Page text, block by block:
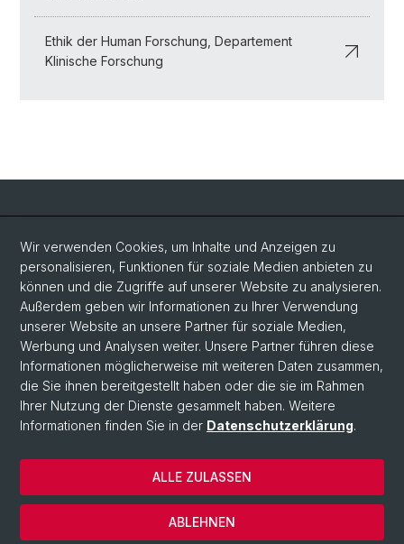
Ethik der Human Forschung, Departement
Klinische Forschung
Social Media
LinkedIn
Bluesky
Vimeo
© Universität Basel
Datenschutzerklärung
Wir verwenden Cookies, um Inhalte und Anzeigen zu
personalisieren, Funktionen für soziale Medien anbieten zu
können und die Zugriffe auf unserer Website zu analysieren.
Außerdem geben wir Informationen zu Ihrer Verwendung
unserer Website an unsere Partner für soziale Medien,
Werbung und Analysen weiter. Unsere Partner führen diese
Informationen möglicherweise mit weiteren Daten zusammen,
die Sie ihnen bereitgestellt haben oder die sie im Rahmen
Ihrer Nutzung der Dienste gesammelt haben. Weitere
Informationen finden Sie in der Datenschutzerklärung.
ABLEHNEN
ALLE ZULASSEN